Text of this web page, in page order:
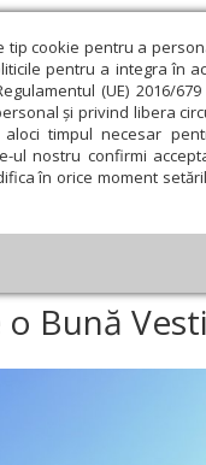
tip cookie pentru a
pentru a integra în
(UE) 2016/
și privind libera
timpul necesar
ul nostru confirmi
în orice moment
spiritualitate
Reportaj
o Bună Vestire
Bună